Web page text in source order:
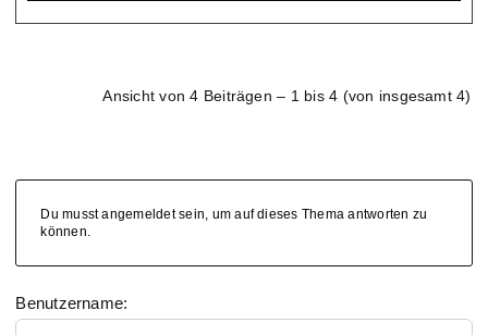
Ansicht von 4 Beiträgen – 1 bis 4 (von insgesamt 4)
Du musst angemeldet sein, um auf dieses Thema antworten zu
können.
Benutzername: